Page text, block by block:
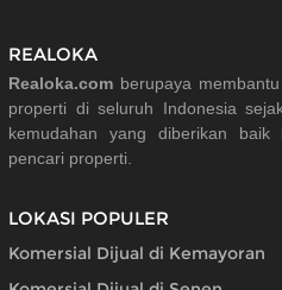
REALOKA
Realoka.com berupaya
properti di seluruh Indonesia
kemudahan yang diberikan
pencari properti.
LOKASI POPULER
Komersial Dijual di Kemayoran